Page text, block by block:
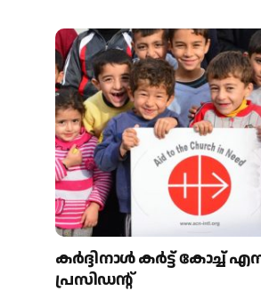
കർദ്ദിനാൾ കർട്ട് കോച്ച്
പ്രസിഡന്റ്